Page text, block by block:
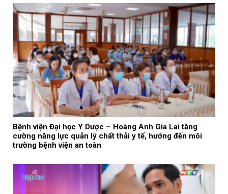
Bệnh viện Đại học Y Dược – Hoàng Anh Gia Lai tăng
cường năng lực quản lý chất thải y tế, hướng đến môi
trường bệnh viện an toàn